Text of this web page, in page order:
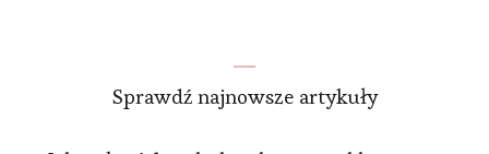
Sprawdź najnowsze artykuły